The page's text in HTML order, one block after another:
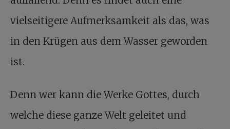
vielseitigere Aufmerksamkeit als das, was
in den Krügen aus dem Wasser geworden
ist.
Denn wer kann die Werke Gottes, durch
welche diese ganze Welt geleitet und